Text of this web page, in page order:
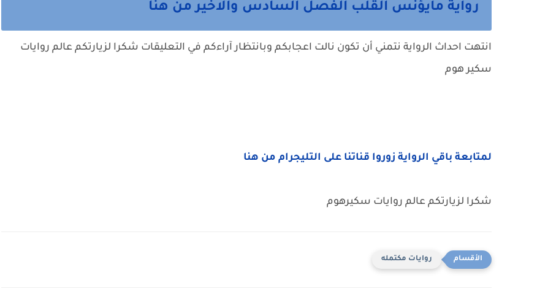
رواية مايؤنس القلب الفصل السادس والاخير من هنا
انتهت احداث الرواية نتمني أن تكون نالت اعجابكم وبانتظار آراءكم في التعليقات شكرا لزيارتكم عالم روايات
سكير هوم
لمتابعة باقي الرواية زوروا قناتنا على التليجرام من هنا
شكرا لزيارتكم عالم روايات سكيرهوم
روايات مكتمله